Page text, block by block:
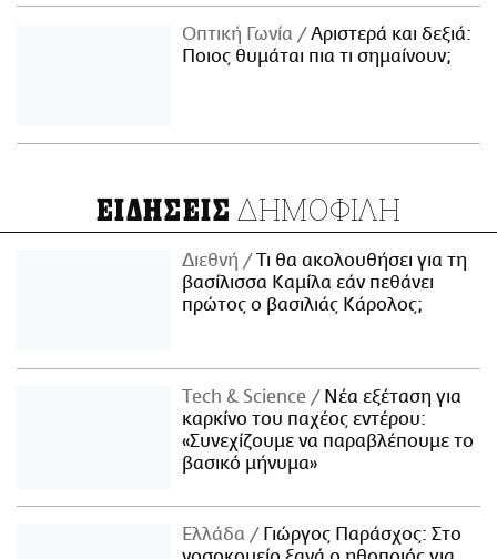
Οπτική Γωνία
Αριστερά και δεξιά:
Ποιος θυμάται πια τι σημαίνουν;
ΕΙΔΗΣΕΙΣ ΔΗΜΟΦΙΛΗ
Διεθνή
Τι θα ακολουθήσει για τη
βασίλισσα Καμίλα εάν πεθάνει
πρώτος ο βασιλιάς Κάρολος;
Τech & Science
Νέα εξέταση για
καρκίνο του παχέος εντέρου:
«Συνεχίζουμε να παραβλέπουμε το
βασικό μήνυμα»
Ελλάδα
Γιώργος Παράσχος: Στο